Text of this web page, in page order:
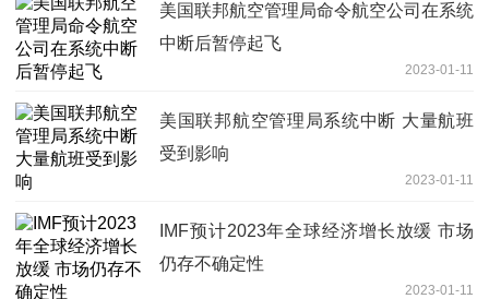
美国联邦航空管理局命令航空公司在系统
中断后暂停起飞
2023-01-11
美国联邦航空管理局系统中断 大量航班
受到影响
2023-01-11
IMF预计2023年全球经济增长放缓 市场
仍存不确定性
2023-01-11